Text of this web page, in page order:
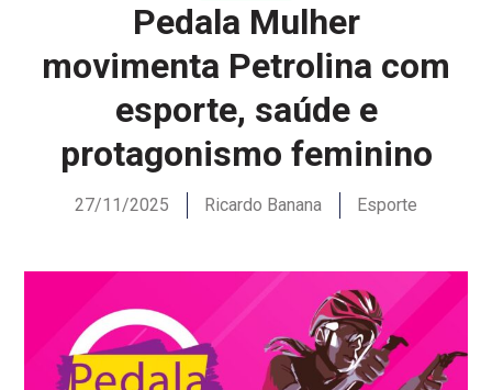
Pedala Mulher
movimenta Petrolina com
esporte, saúde e
protagonismo feminino
27/11/2025 Ricardo Banana Esporte